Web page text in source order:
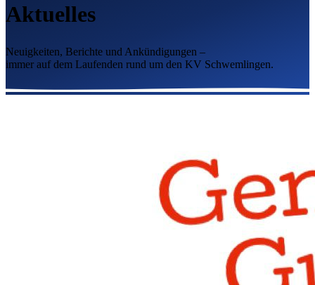
Aktuelles
Neuigkeiten, Berichte und Ankündigungen –
immer auf dem Laufenden rund um den KV Schwemlingen.